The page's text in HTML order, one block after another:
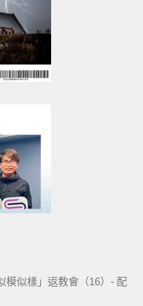
模似樣」返教會（16）- 配